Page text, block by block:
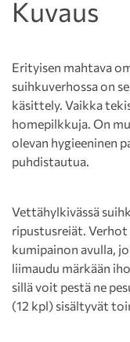
Kuvaus
Erityisen mahtava
suihkuverhossa on
käsittely. Vaikka
homepilkkuja. On
olevan hygieeninen
puhdistautua.
Vettähylkivässä
ripustusreiät. Verhot
kumipainon avulla,
liimaudu märkään
sillä voit pestä ne
(12 kpl) sisältyvät